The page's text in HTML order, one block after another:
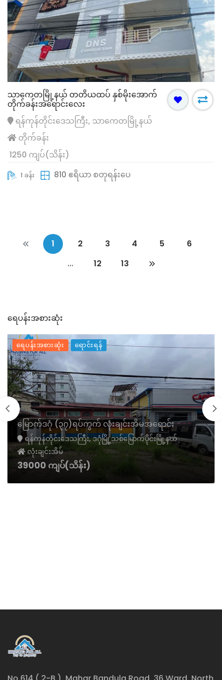
သာကေတမြို့နယ် တတိယထပ် ‌နှစ်မိုးအောက်
တိုက်ခန်းအရောင်းလေး
ရန်ကုန်တိုင်းဒေသကြီး, သာကေတမြို့နယ်
တိုက်ခန်း
1250 ကျပ်(သိန်း)
1 ခန်း 810 ဧရိယာ စတုရန်းပေ
1 2 3 4 5
6
...
12 13
ရေပန်းအစားဆုံး
ရေပန်းအစားဆုံး ရောင်းရန်
မြောက်ဒဂုံ (၃၇)ရပ်ကွက် လုံးချင်းအိမအရောင်း
ရန်ကုန်တိုင်းဒေသကြီး, ဒဂုံမြို့သစ်မြောက်ပိုင်းမြို့နယ်
လုံးချင်းအိမ်
39000 ကျပ်(သိန်း)